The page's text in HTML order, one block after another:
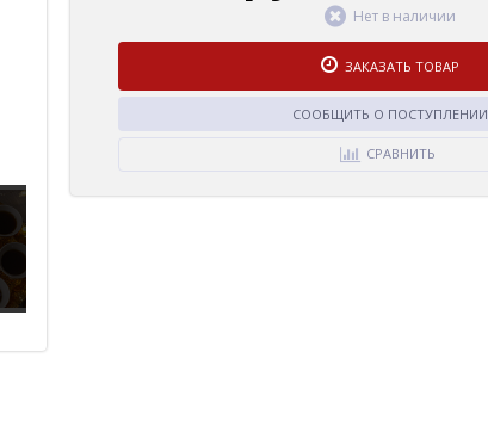
Нет в наличии
ЗАКАЗАТЬ ТОВАР
СООБЩИТЬ О ПОСТУПЛЕНИИ
СРАВНИТЬ